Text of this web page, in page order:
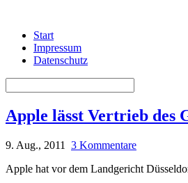
Start
Impressum
Datenschutz
Apple lässt Vertrieb des
9. Aug., 2011
3 Kommentare
Apple hat vor dem Landgericht